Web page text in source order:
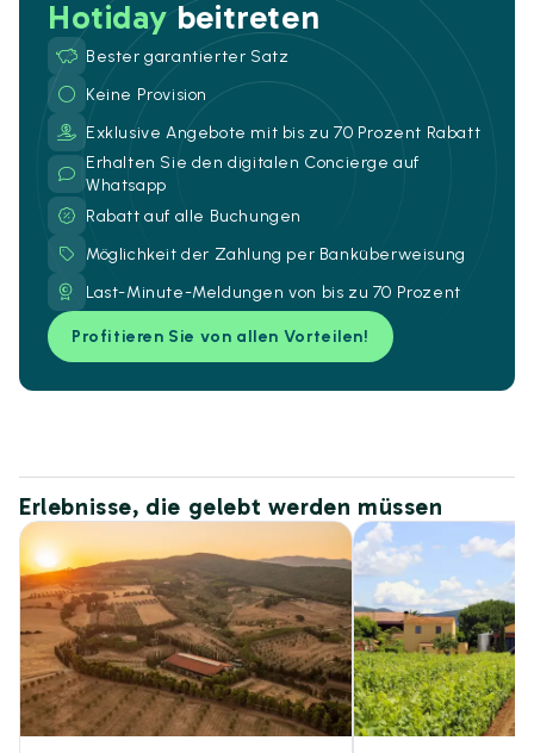
Hotidaybeitreten
Bester garantierter Satz
Keine Provision
Exklusive Angebote mit bis zu 70 Prozent Rabatt
Erhalten Sie den digitalen Concierge auf
Whatsapp
Rabatt auf alle Buchungen
Möglichkeit der Zahlung per Banküberweisung
Last-Minute-Meldungen von bis zu 70 Prozent
Profitieren Sie von allen Vorteilen!
Erlebnisse, die gelebt werden müssen